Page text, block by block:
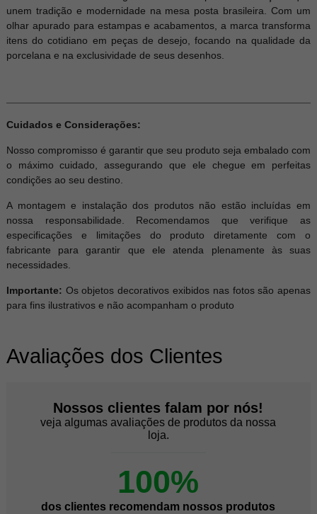
unem tradição e modernidade na mesa posta brasileira. Com um
olhar apurado para estampas e acabamentos, a marca transforma
itens do cotidiano em peças de desejo, focando na qualidade da
porcelana e na exclusividade de seus desenhos.
Cuidados e Considerações:
Nosso compromisso é garantir que seu produto seja embalado com
o máximo cuidado, assegurando que ele chegue em perfeitas
condições ao seu destino.
A montagem e instalação dos produtos não estão incluídas em
nossa responsabilidade. Recomendamos que verifique as
especificações e limitações do produto diretamente com o
fabricante para garantir que ele atenda plenamente às suas
necessidades.
Importante: Os objetos decorativos exibidos nas fotos são apenas
para fins ilustrativos e não acompanham o produto
Avaliações dos Clientes
Nossos clientes falam por nós!
veja algumas avaliações de produtos da nossa
loja.
100%
dos clientes recomendam nossos produtos